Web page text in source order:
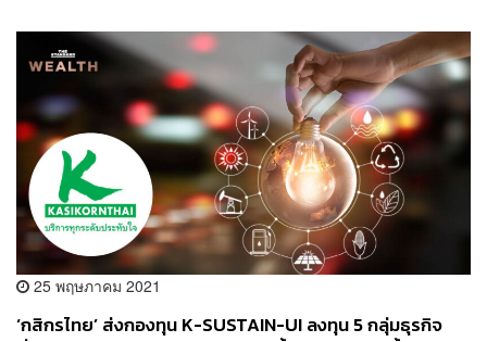
25 พฤษภาคม 2021
‘กสิกรไทย’ ส่งกองทุน K-SUSTAIN-UI ลงทุน 5 กลุ่มธุรกิจ